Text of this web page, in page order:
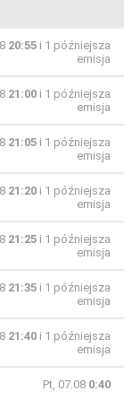
20:55 i 1 późniejsza
emisja
21:00 i 1 późniejsza
emisja
21:05 i 1 późniejsza
emisja
21:20 i 1 późniejsza
emisja
21:25 i 1 późniejsza
emisja
21:35 i 1 późniejsza
emisja
21:40 i 1 późniejsza
emisja
Pt, 07.08 0:40